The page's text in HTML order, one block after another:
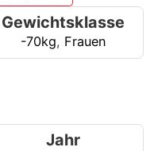
Gewichtsklasse
-70kg, Frauen
Jahr